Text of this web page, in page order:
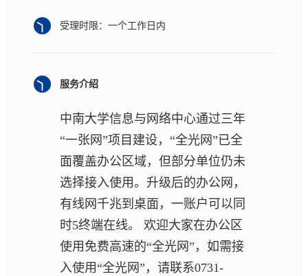
受理时限：一个工作日内
服务介绍
中南大学信息与网络中心通过三年
“一张网”项目建设，“全光网”已全
面覆盖办公区域， 但部分单位仍未
选择接入使用。升级后的办公网，
有线网千兆到桌面，一账户可以同
时5终端在线。 欢迎大家在办公区
使用免费高速的“全光网”， 如需接
入使用“全光网”，请联系0731-
校外人员如何申请使用校园网？
校园网IP地址测速查询
共7条 上页 1 下页
校外人员如何申请使用校园网？
校园网IP地址测速查询
共7条 上页 1 下页